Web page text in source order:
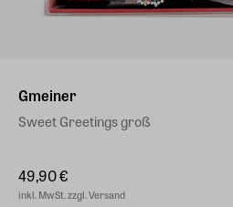
Gmeiner
Sweet Greetings groß
49,90 €
inkl. MwSt. zzgl. Versand